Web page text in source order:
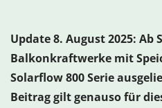
Update 8. August 2025: Ab
Balkonkraftwerke mit
Solarflow 800 Serie
Beitrag gilt genauso für